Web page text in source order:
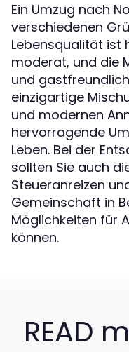
Ein Umzug nach
verschiedenen
Lebensqualität ist
moderat, und die
und
einzigartige
und modernen
hervorragende
Leben. Bei der
sollten Sie auch
Steueranreizen
Gemeinschaft in
Möglichkeiten für
können.
READ